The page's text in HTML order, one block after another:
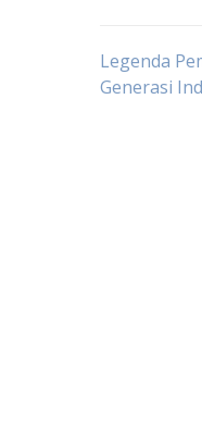
Post
Legenda
Generasi